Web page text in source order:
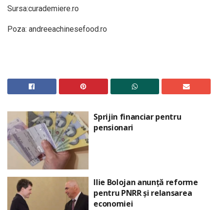
Sursa:curademiere.ro
Poza: andreeachinesefood.ro
Sprijin financiar pentru
pensionari
Ilie Bolojan anunță reforme
pentru PNRR și relansarea
economiei